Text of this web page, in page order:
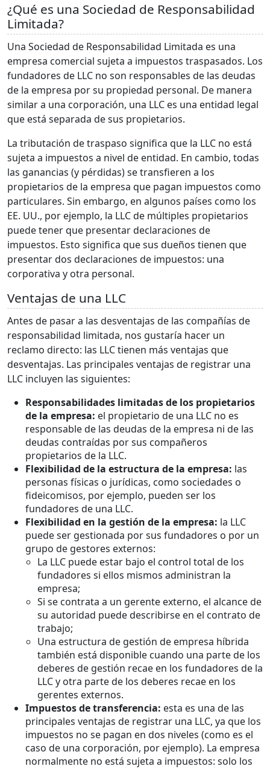
¿Qué es una Sociedad de Responsabilidad
Limitada?
Una Sociedad de Responsabilidad Limitada es una
empresa comercial sujeta a impuestos traspasados. Los
fundadores de LLC no son responsables de las deudas
de la empresa por su propiedad personal. De manera
similar a una corporación, una LLC es una entidad legal
que está separada de sus propietarios.
La tributación de traspaso significa que la LLC no está
sujeta a impuestos a nivel de entidad. En cambio, todas
las ganancias (y pérdidas) se transfieren a los
propietarios de la empresa que pagan impuestos como
particulares. Sin embargo, en algunos países como los
EE. UU., por ejemplo, la LLC de múltiples propietarios
puede tener que presentar declaraciones de
impuestos. Esto significa que sus dueños tienen que
presentar dos declaraciones de impuestos: una
corporativa y otra personal.
Ventajas de una LLC
Antes de pasar a las desventajas de las compañías de
responsabilidad limitada, nos gustaría hacer un
reclamo directo: las LLC tienen más ventajas que
desventajas. Las principales ventajas de registrar una
LLC incluyen las siguientes:
Responsabilidades limitadas de los propietarios
de la empresa: el propietario de una LLC no es
responsable de las deudas de la empresa ni de las
deudas contraídas por sus compañeros
propietarios de la LLC.
Flexibilidad de la estructura de la empresa: las
personas físicas o jurídicas, como sociedades o
fideicomisos, por ejemplo, pueden ser los
fundadores de una LLC.
Flexibilidad en la gestión de la empresa: la LLC
puede ser gestionada por sus fundadores o por un
grupo de gestores externos:
La LLC puede estar bajo el control total de los
fundadores si ellos mismos administran la
empresa;
Si se contrata a un gerente externo, el alcance de
su autoridad puede describirse en el contrato de
trabajo;
Una estructura de gestión de empresa híbrida
también está disponible cuando una parte de los
deberes de gestión recae en los fundadores de la
LLC y otra parte de los deberes recae en los
gerentes externos.
Impuestos de transferencia: esta es una de las
principales ventajas de registrar una LLC, ya que los
impuestos no se pagan en dos niveles (como es el
caso de una corporación, por ejemplo). La empresa
normalmente no está sujeta a impuestos: solo los